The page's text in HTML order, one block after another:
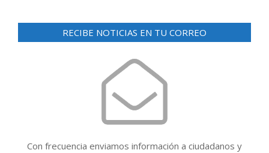
RECIBE NOTICIAS EN TU CORREO
Con frecuencia enviamos información a ciudadanos y